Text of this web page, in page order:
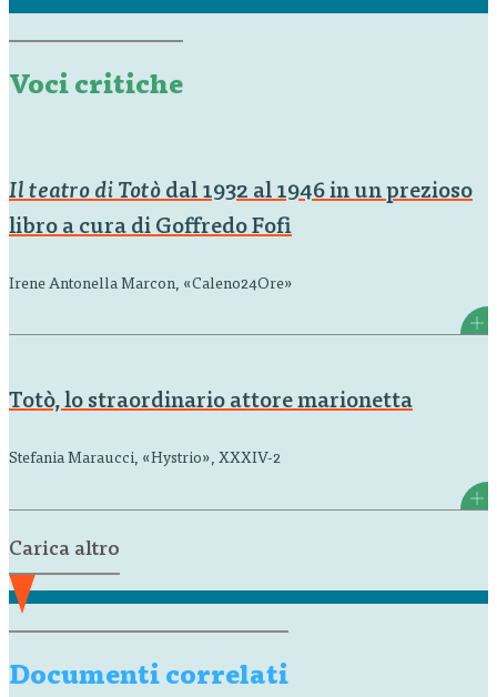
Voci critiche
Il teatro di Totò dal 1932 al 1946 in un prezioso
libro a cura di Goffredo Fofi
Irene Antonella Marcon, «Caleno24Ore»
Totò, lo straordinario attore marionetta
Stefania Maraucci, «Hystrio», XXXIV-2
Carica altro
Documenti correlati